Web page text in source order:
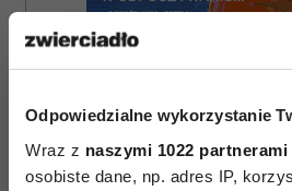
Odpowiedzialne wykorzystanie
Wraz z naszymi 1022 partnerami
osobiste dane, np. adres IP,